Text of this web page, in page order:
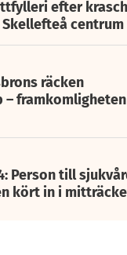
efter
centrum
räcken
– framkomligheten
Person till
kört in i